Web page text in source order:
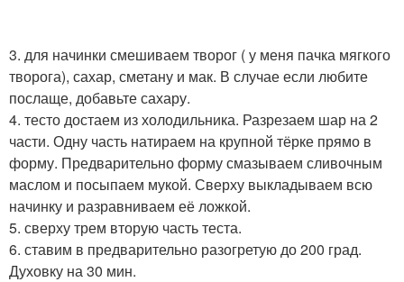
3. для начинки смешиваем творог ( у меня пачка мягкого
творога), сахар, сметану и мак. В случае если любите
послаще, добавьте сахару.
4. тесто достаем из холодильника. Разрезаем шар на 2
части. Одну часть натираем на крупной тёрке прямо в
форму. Предварительно форму смазываем сливочным
маслом и посыпаем мукой. Сверху выкладываем всю
начинку и разравниваем её ложкой.
5. сверху трем вторую часть теста.
6. ставим в предварительно разогретую до 200 град.
Духовку на 30 мин.